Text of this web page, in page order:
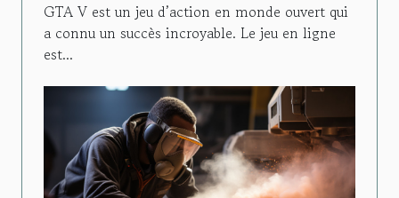
GTA V est un jeu d’action en monde ouvert qui
a connu un succès incroyable. Le jeu en ligne
est...